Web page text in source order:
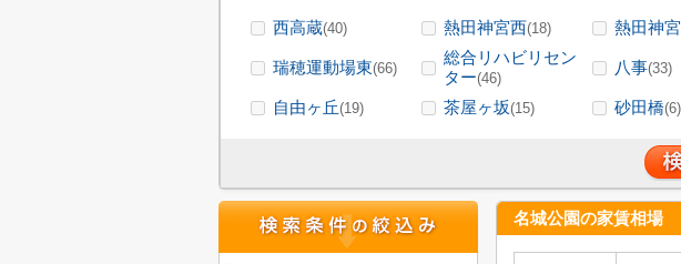
西高蔵(40) 熱田神宮西(18) 熱田神
瑞穂運動場東(66)
総合リハビリセン
ター(46)
八事(33)
自由ヶ丘(19) 茶屋ヶ坂(15) 砂田橋(6)
名城公園の家賃相場